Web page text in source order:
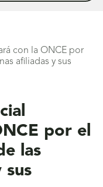
con la ONCE por
afiliadas y sus
por el
las
sus